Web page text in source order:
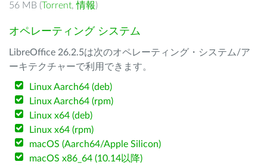
56 MB (Torrent,情報)
オペレーティング システム
LibreOffice 26.2.5は次のオペレーティング・システム/ア
ーキテクチャーで利用できます。
Linux Aarch64 (deb)
Linux Aarch64 (rpm)
Linux x64 (deb)
Linux x64 (rpm)
macOS (Aarch64/Apple Silicon)
macOS x86_64 (10.14以降)